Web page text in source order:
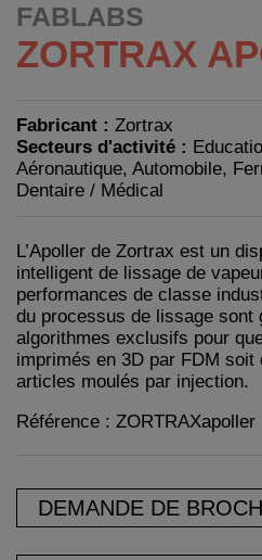
FABLABS
ZORTRAX
Fabricant : Zortrax
Secteurs d'activité :
Aéronautique, Automobile,
Dentaire / Médical
L’Apoller de Zortrax est un
intelligent de lissage de
performances de classe
du processus de lissage sont
algorithmes exclusifs pour
imprimés en 3D par FDM soit
articles moulés par injection.
Référence : ZORTRAXapoller
DEMANDE DE